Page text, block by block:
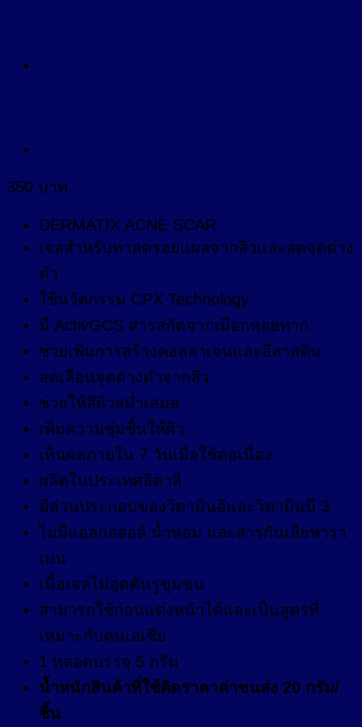
350 บาท
DERMATIX ACNE SCAR
เจลสำหรับทาลดรอยแผลจากสิวและลดจุดด่าง
ดำ
ใช้นวัตกรรม CPX Technology
มี ActivGCS สารสกัดจากเมือกหอยทาก
ช่วยเพิ่มการสร้างคอลลาเจนและอีลาสติน
ลดเลือนจุดด่างดำจากสิว
ช่วยให้สีผิวสม่ำเสมอ
เพิ่มความชุ่มชื้นให้ผิว
เห็นผลภายใน 7 วันเมื่อใช้ต่อเนื่อง
ผลิตในประเทศอิตาลี
มีส่วนประกอบของวิตามินอีและวิตามินบี 3
ไม่มีแอลกอฮอล์ น้ำหอม และสารกันเสียพารา
เบน
เนื้อเจลไม่อุดตันรูขุมขน
สามารถใช้ก่อนแต่งหน้าได้และเป็นสูตรที่
เหมาะกับคนเอเชีย
1 หลอดบรรจุ 5 กรัม
น้ำหนักสินค้าที่ใช้คิดราคาค่าขนส่ง 20 กรัม/
ชิ้น